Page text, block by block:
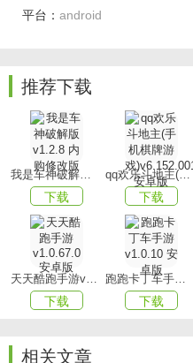
溃边缘甚至弃游者不在少数。
游戏优势
1、能够帮助玩家们更加便
打的境地。
2、在游戏过程中可以通过不
身拥有更多的应对策略，从
3、每场战斗胜利后，玩家
后，随机获得各式各样的武
游戏玩法
前，最强英雄即将登场。
平台： android
推荐下载
我是车神破解版v1.2.8 内购修改版
下载
qq欢乐斗地主(手机棋牌游戏)v6.152.001安卓版
下载
天天酷跑手游v1.0.67.0安卓版
下载
跑跑卡丁车手游v1.0.10 安卓版
下载
相关文章